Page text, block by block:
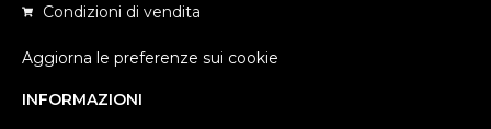
Condizioni di vendita
Aggiorna le preferenze sui cookie
INFORMAZIONI